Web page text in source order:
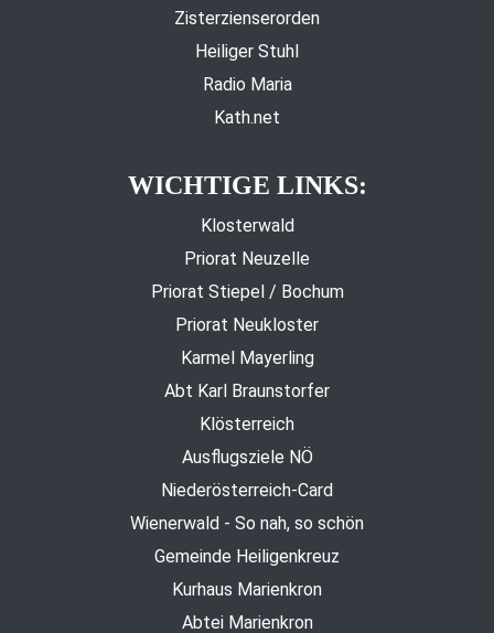
Zisterzienserorden
Heiliger Stuhl
Radio Maria
Kath.net
WICHTIGE LINKS:
Klosterwald
Priorat Neuzelle
Priorat Stiepel / Bochum
Priorat Neukloster
Karmel Mayerling
Abt Karl Braunstorfer
Klösterreich
Ausflugsziele NÖ
Niederösterreich-Card
Wienerwald - So nah, so schön
Gemeinde Heiligenkreuz
Kurhaus Marienkron
Abtei Marienkron